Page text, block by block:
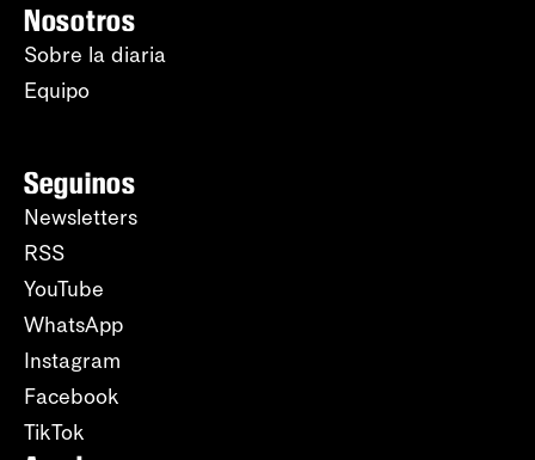
Nosotros
Sobre la diaria
Equipo
Seguinos
Newsletters
RSS
YouTube
WhatsApp
Instagram
Facebook
TikTok